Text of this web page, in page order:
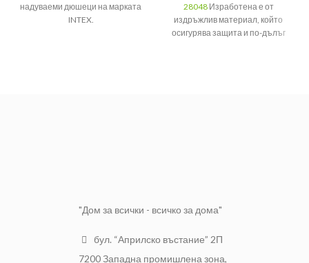
надуваеми дюшеци на марката
INTEX.
28048Изработена е от
издръжлив материал, който
осигурява защита и по-дълъг
"Дом за всички - всичко за дома"
бул. “Априлско въстание” 2П
7200 Западна промишлена зона,